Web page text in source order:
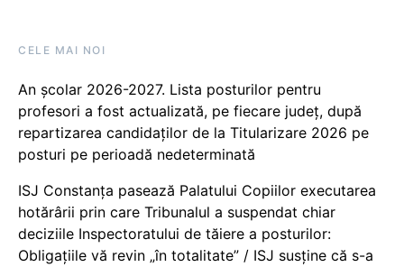
CELE MAI NOI
An școlar 2026-2027. Lista posturilor pentru
profesori a fost actualizată, pe fiecare județ, după
repartizarea candidaților de la Titularizare 2026 pe
posturi pe perioadă nedeterminată
ISJ Constanța pasează Palatului Copiilor executarea
hotărârii prin care Tribunalul a suspendat chiar
deciziile Inspectoratului de tăiere a posturilor:
Obligațiile vă revin „în totalitate” / ISJ susține că s-a